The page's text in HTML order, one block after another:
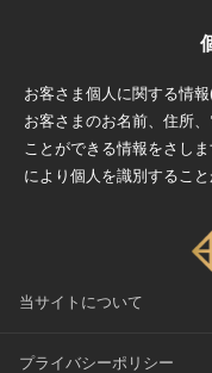
お客さま個人に関する情
お客さまのお名前、住所
ことができる情報をさし
により個人を識別するこ
当サイトについて
プライバシーポリシー